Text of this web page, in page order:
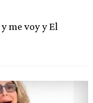
me voy y El